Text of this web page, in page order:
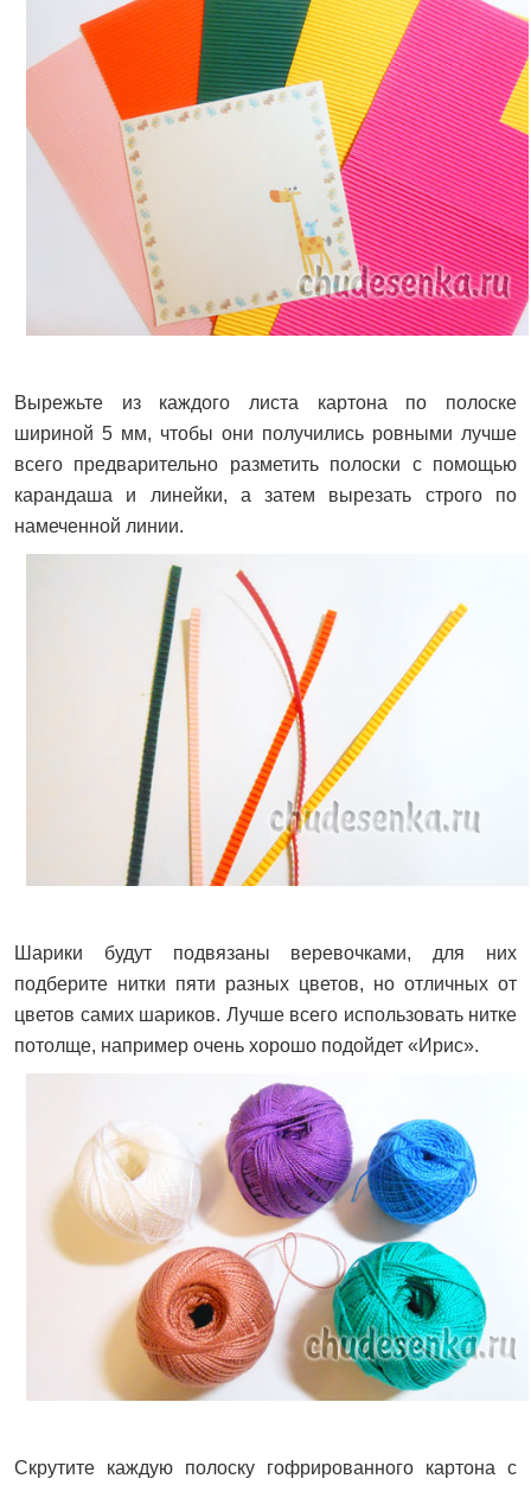
Вырежьте из каждого листа картона по полоске
шириной 5 мм, чтобы они получились ровными лучше
всего предварительно разметить полоски с помощью
карандаша и линейки, а затем вырезать строго по
намеченной линии.
Шарики будут подвязаны веревочками, для них
подберите нитки пяти разных цветов, но отличных от
цветов самих шариков. Лучше всего использовать нитке
потолще, например очень хорошо подойдет «Ирис».
Скрутите каждую полоску гофрированного картона с